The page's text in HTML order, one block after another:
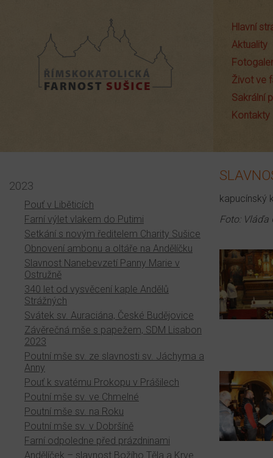
Hlavní
Aktuality
Život ve
Sakrální
Kontakty
kapucínský
Foto: Vláďa
2023
Pouť v Liběticích
Farní výlet vlakem do Putimi
Setkání s novým ředitelem Charity Sušice
Obnovení ambonu a oltáře na Andělíčku
Slavnost Nanebevzetí Panny Marie v
Ostružně
340 let od vysvěcení kaple Andělů
Strážných
Svátek sv. Auraciána, České Budějovice
Závěrečná mše s papežem, SDM Lisabon
2023
Poutní mše sv. ze slavnosti sv. Jáchyma a
Anny
Pouť k svatému Prokopu v Prášilech
Poutní mše sv. ve Chmelné
Poutní mše sv. na Roku
Poutní mše sv. v Dobršíně
Farní odpoledne před prázdninami
Andělíček – slavnost Božího Těla a Krve